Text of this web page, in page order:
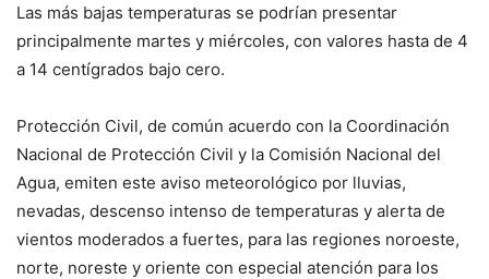
Las más bajas temperaturas se podrían presentar
principalmente martes y miércoles, con valores hasta de 4
a 14 centígrados bajo cero.
Protección Civil, de común acuerdo con la Coordinación
Nacional de Protección Civil y la Comisión Nacional del
Agua, emiten este aviso meteorológico por lluvias,
nevadas, descenso intenso de temperaturas y alerta de
vientos moderados a fuertes, para las regiones noroeste,
norte, noreste y oriente con especial atención para los